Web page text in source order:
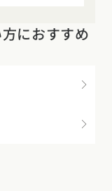
におすすめ